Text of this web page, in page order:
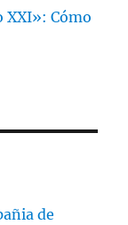
XXI»: Cómo
de